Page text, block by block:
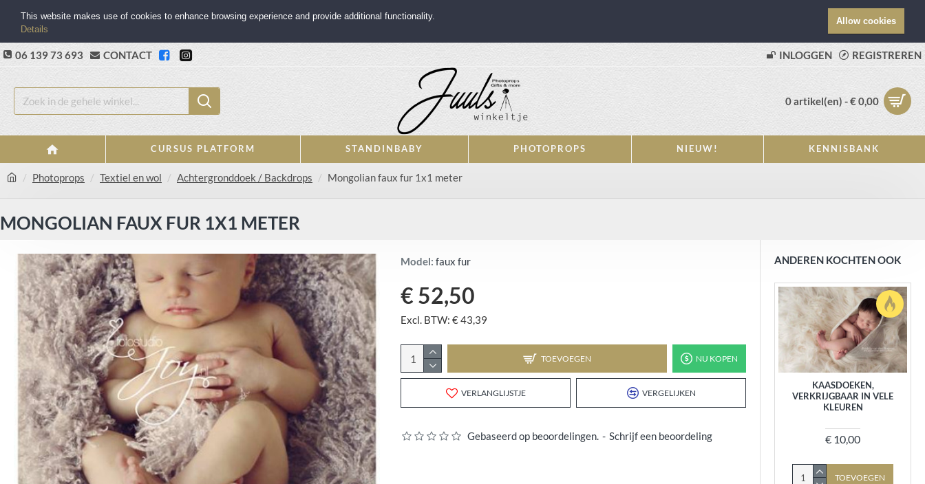
06 139 73 693 CONTACT INLOGGEN REGISTREREN
0 artikel(en) - € 0,00
CURSUS PLATFORM STANDINBABY PHOTOPROPS NIEUW! KENNISBANK
Photoprops Textiel en wol Achtergronddoek / Backdrops Mongolian faux fur 1x1 meter
MONGOLIAN FAUX FUR 1X1 METER
Model: faux fur
Gebaseerd op beoordelingen. - Schrijf een beoordeling
€ 52,50
Excl. BTW: € 43,39
TOEVOEGEN NU KOPEN
VERLANGLIJSTJE VERGELIJKEN
ANDEREN KOCHTEN OOK
DUNNE KATOENEN DOEKEN
VOOR
NEWBORNFOTOGRAFIE, 7
KAASDOEKEN,
VERKRIJGBAAR IN VELE
KLEUREN
€ 10,00
TOEVOEGEN
This website makes use of cookies to enhance browsing experience and provide additional functionality.
Details
Allow cookies